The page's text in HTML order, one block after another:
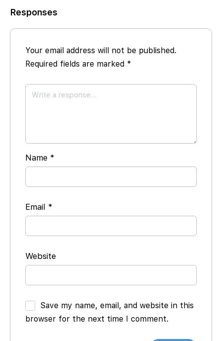
Responses
Your email address will not be published.
Required fields are marked *
Name *
Email *
Website
Save my name, email, and website in this
browser for the next time I comment.